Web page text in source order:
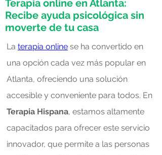
Terapia online en Atlanta:
Recibe ayuda psicológica sin
moverte de tu casa
La terapia online se ha convertido en
una opción cada vez más popular en
Atlanta, ofreciendo una solución
accesible y conveniente para todos. En
Terapia Hispana, estamos altamente
capacitados para ofrecer este servicio
innovador, que permite a las personas